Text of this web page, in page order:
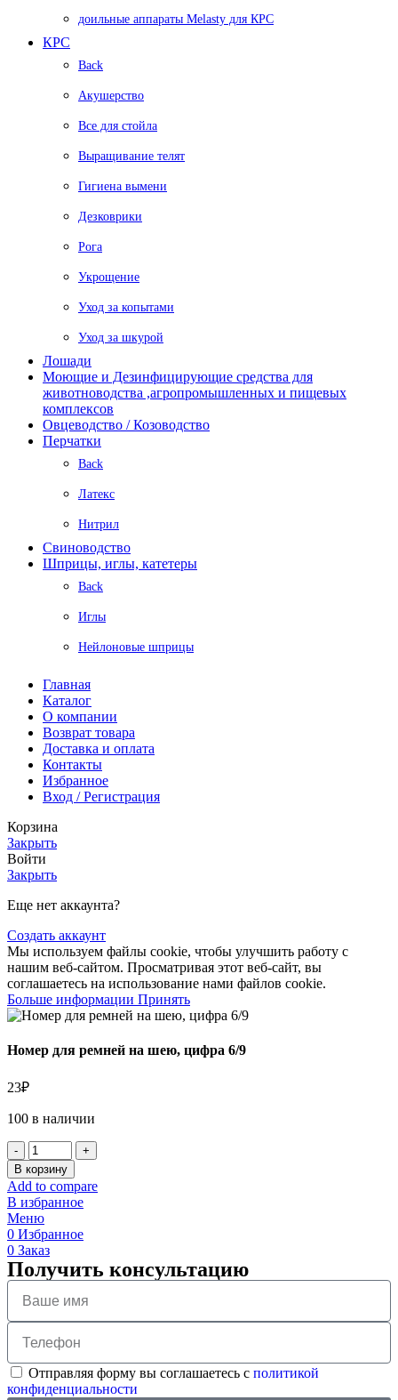
доильные аппараты Melasty для КРС
КРС
Back
Акушерство
Все для стойла
Выращивание телят
Гигиена вымени
Дезковрики
Рога
Укрощение
Уход за копытами
Уход за шкурой
Лошади
Моющие и Дезинфицирующие средства для
животноводства ,агропромышленных и пищевых
комплексов
Овцеводство / Козоводство
Перчатки
Back
Латекс
Нитрил
Свиноводство
Шприцы, иглы, катетеры
Back
Иглы
Нейлоновые шприцы
Главная
Каталог
О компании
Возврат товара
Доставка и оплата
Контакты
Избранное
Вход / Регистрация
Корзина
Закрыть
Войти
Закрыть
Еще нет аккаунта?
Создать аккаунт
Мы используем файлы cookie, чтобы улучшить работу с
нашим веб-сайтом. Просматривая этот веб-сайт, вы
соглашаетесь на использование нами файлов cookie.
Больше информации Принять
Номер для ремней на шею, цифра 6/9
23₽
100 в наличии
В корзину
Add to compare
В избранное
Меню
0 Избранное
0 Заказ
Получить консультацию
Отправляя форму вы соглашаетесь с политикой
конфиденциальности